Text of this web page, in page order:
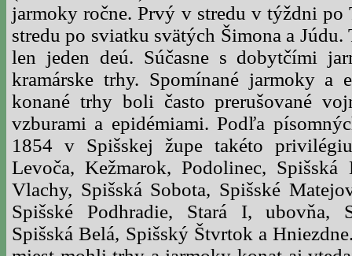
jarmoky ročne. Prvý v stredu v týždni po
stredu po sviatku svätých Šimona a
len jeden deú. Súčasne s dobytčími
kramárske trhy. Spomínané jarmoky a
konané trhy boli často prerušované
vzburami a epidémiami. Podľa
1854 v Spišskej župe takéto
Levoča, Kežmarok, Podolinec, Spišská
Vlachy, Spišská Sobota, Spišské
Spišské Podhradie, Stará I, ubovňa,
Spišská Belá, Spišský Štvrtok a